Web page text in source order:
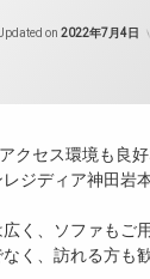
Updated on 2022年7月4日
クセス環境も良
ジディア神田岩
く、ソファもご
く、訪れる方も